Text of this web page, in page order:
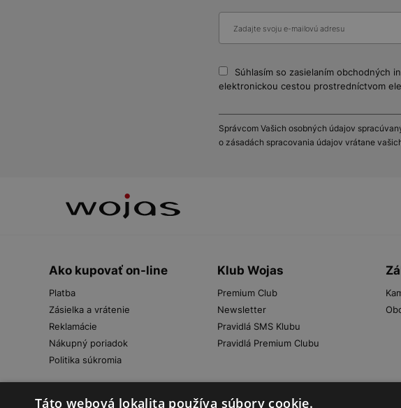
Súhlasím so zasielaním obchodných
elektronickou cestou prostredníctvom
Správcom Vašich osobných údajov
o zásadách spracovania údajov vrátane
Ako kupovať on-line
Platba
Zásielka a vrátenie
Reklamácie
Nákupný poriadok
Politika súkromia
Klub Wojas
Premium Club
Newsletter
Pravidlá SMS Klubu
Pravidlá Premium Clubu
Táto webová lokalita používa súbory cookie.